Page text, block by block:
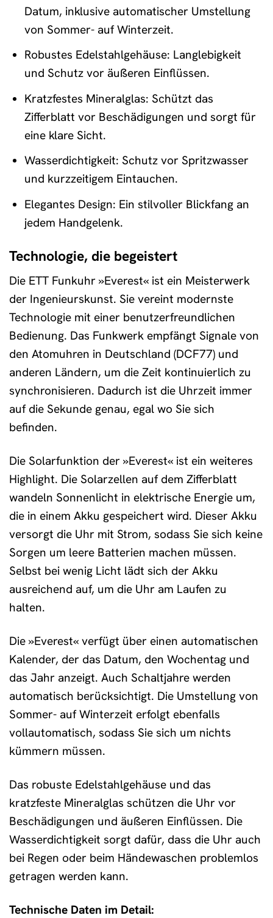
Datum, inklusive automatischer Umstellung
von Sommer- auf Winterzeit.
Robustes Edelstahlgehäuse: Langlebigkeit
und Schutz vor äußeren Einflüssen.
Kratzfestes Mineralglas: Schützt das
Zifferblatt vor Beschädigungen und sorgt für
eine klare Sicht.
Wasserdichtigkeit: Schutz vor Spritzwasser
und kurzzeitigem Eintauchen.
Elegantes Design: Ein stilvoller Blickfang an
jedem Handgelenk.
Technologie, die begeistert
Die ETT Funkuhr »Everest« ist ein Meisterwerk
der Ingenieurskunst. Sie vereint modernste
Technologie mit einer benutzerfreundlichen
Bedienung. Das Funkwerk empfängt Signale von
den Atomuhren in Deutschland (DCF77) und
anderen Ländern, um die Zeit kontinuierlich zu
synchronisieren. Dadurch ist die Uhrzeit immer
auf die Sekunde genau, egal wo Sie sich
befinden.
Die Solarfunktion der »Everest« ist ein weiteres
Highlight. Die Solarzellen auf dem Zifferblatt
wandeln Sonnenlicht in elektrische Energie um,
die in einem Akku gespeichert wird. Dieser Akku
versorgt die Uhr mit Strom, sodass Sie sich keine
Sorgen um leere Batterien machen müssen.
Selbst bei wenig Licht lädt sich der Akku
ausreichend auf, um die Uhr am Laufen zu
halten.
Die »Everest« verfügt über einen automatischen
Kalender, der das Datum, den Wochentag und
das Jahr anzeigt. Auch Schaltjahre werden
automatisch berücksichtigt. Die Umstellung von
Sommer- auf Winterzeit erfolgt ebenfalls
vollautomatisch, sodass Sie sich um nichts
kümmern müssen.
Das robuste Edelstahlgehäuse und das
kratzfeste Mineralglas schützen die Uhr vor
Beschädigungen und äußeren Einflüssen. Die
Wasserdichtigkeit sorgt dafür, dass die Uhr auch
bei Regen oder beim Händewaschen problemlos
getragen werden kann.
Technische Daten im Detail: